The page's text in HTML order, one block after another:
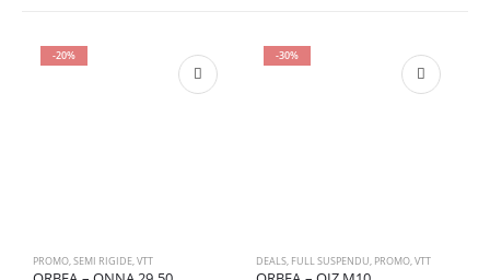
-20%
PROMO,SEMI RIGIDE,VTT
-30%
DEALS, FULL SUSPENDU, PROMO,VTT